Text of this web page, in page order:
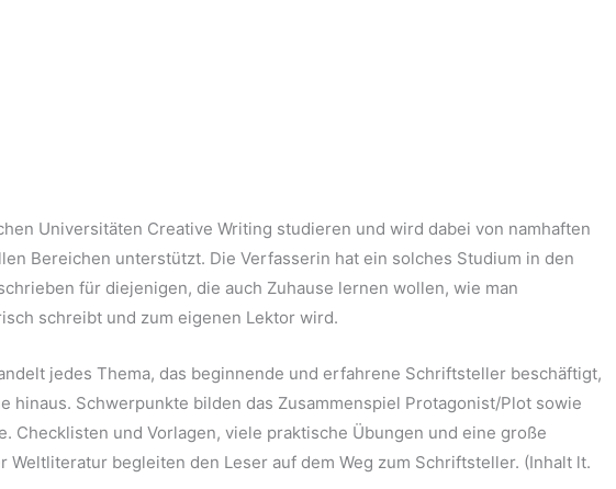
Universitäten Creative Writing studieren und wird dabei von namhaften
Bereichen unterstützt. Die Verfasserin hat ein solches Studium in den
für diejenigen, die auch Zuhause lernen wollen, wie man
schreibt und zum eigenen Lektor wird.
jedes Thema, das beginnende und erfahrene Schriftsteller beschäftigt,
hinaus. Schwerpunkte bilden das Zusammenspiel Protagonist/Plot sowie
Checklisten und Vorlagen, viele praktische Übungen und eine große
Weltliteratur begleiten den Leser auf dem Weg zum Schriftsteller. (Inhalt lt.